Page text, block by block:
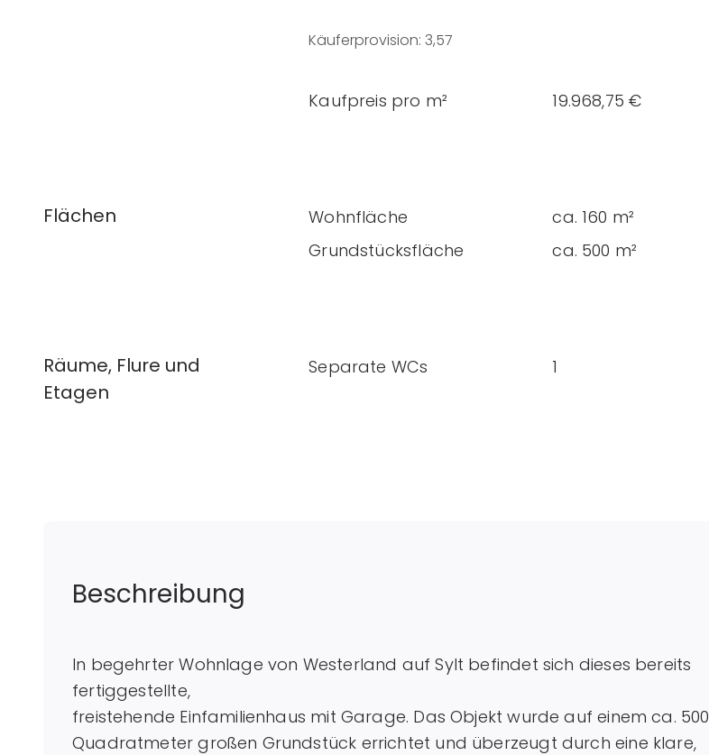
Käuferprovision: 3,57
Kaufpreis pro m² 19.968,75 €
Flächen Wohnfläche
ca. 160 m²
Grundstücksfläche
ca. 500 m²
Räume, Flure und
Etagen
Separate WCs 1
Beschreibung
In begehrter Wohnlage von Westerland auf Sylt befindet sich dieses bereits
fertiggestellte,
freistehende Einfamilienhaus mit Garage. Das Objekt wurde auf einem ca. 500
Quadratmeter großen Grundstück errichtet und überzeugt durch eine klare,